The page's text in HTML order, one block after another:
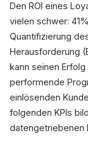
Den ROI eines
vielen schwer:
Quantifizierung
Herausforderung
kann seinen
performende
einlösenden
folgenden KPIs
datengetriebenen